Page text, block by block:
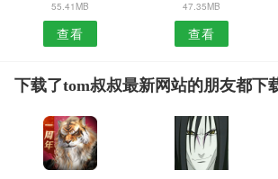
55.41MB
查看
47.35MB
查看
下载了tom叔叔最新网站的朋友都下